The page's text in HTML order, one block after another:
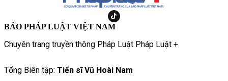
BÁO PHÁP LUẬT VIỆT NAM
Chuyên trang truyền thông Pháp Luật Pháp Luật +
Tổng Biên tập: Tiến sĩ Vũ Hoài Nam